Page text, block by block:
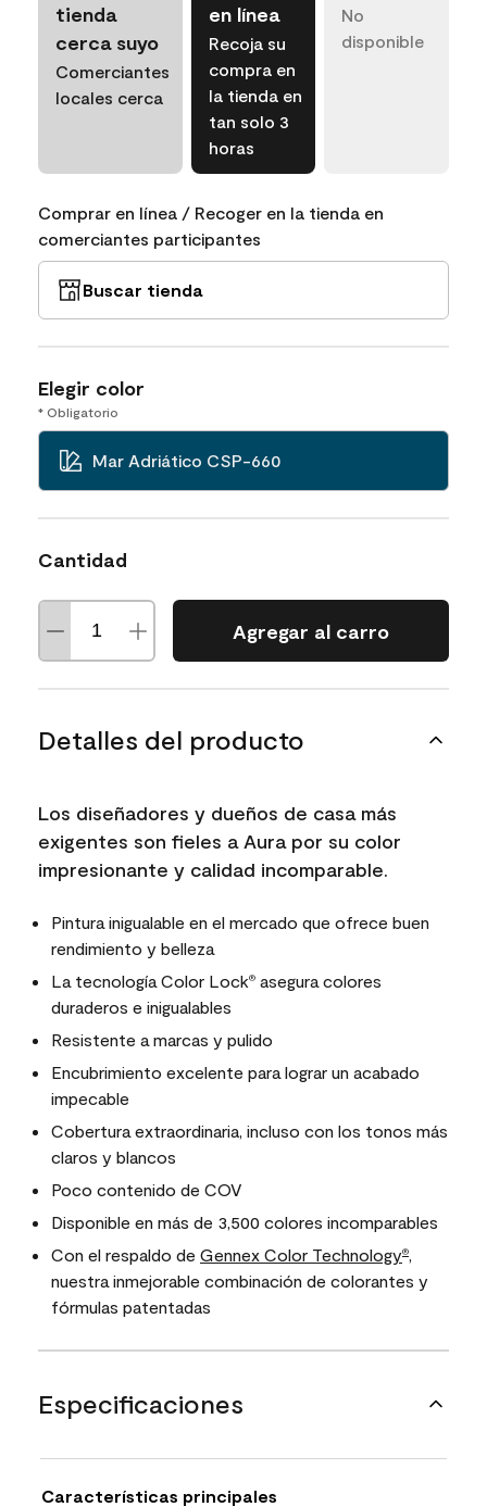
tienda
cerca suyo
Comerciantes
locales cerca
en línea
Recoja su
compra en
la tienda en
tan solo 3
horas
No
disponible
Comprar en línea / Recoger en la tienda en
comerciantes participantes
Buscar tienda
Elegir color
* Obligatorio
Mar Adriático CSP-660
Cantidad
Agregar al carro
Detalles del producto
Los diseñadores y dueños de casa más
exigentes son fieles a Aura por su color
impresionante y calidad incomparable.
Pintura inigualable en el mercado que ofrece buen
rendimiento y belleza
La tecnología Color Lock® asegura colores
duraderos e inigualables
Resistente a marcas y pulido
Encubrimiento excelente para lograr un acabado
impecable
Cobertura extraordinaria, incluso con los tonos más
claros y blancos
Poco contenido de COV
Disponible en más de 3,500 colores incomparables
Con el respaldo de Gennex Color Technology®,
nuestra inmejorable combinación de colorantes y
fórmulas patentadas
Especificaciones
Características principales